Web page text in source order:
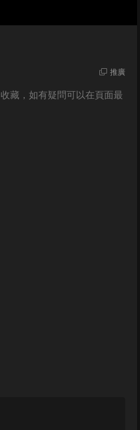
推廣
藏，如有疑問可以在頁面最